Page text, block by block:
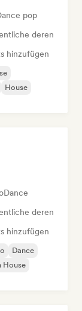
pop
deren
hinzufügen
House
Dance
deren
hinzufügen
Dance
House